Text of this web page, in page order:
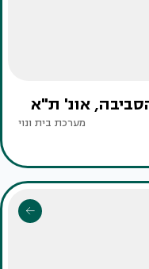
הסביבה, אונ' ת"א
מערכת בית ונוי